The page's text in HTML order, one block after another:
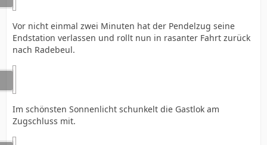
Vor nicht einmal zwei Minuten hat der Pendelzug seine
Endstation verlassen und rollt nun in rasanter Fahrt zurück
nach Radebeul.
Im schönsten Sonnenlicht schunkelt die Gastlok am
Zugschluss mit.